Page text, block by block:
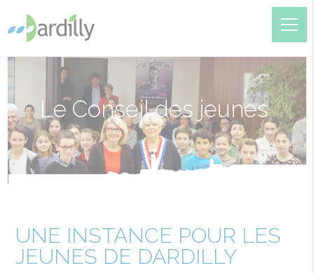
Le Conseil des jeunes
UNE INSTANCE POUR LES
JEUNES DE DARDILLY